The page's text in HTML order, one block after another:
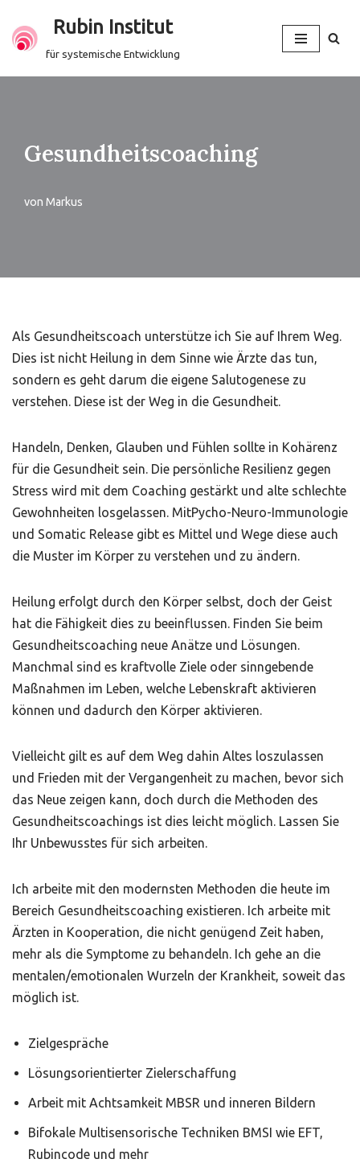
Zum
Rubin Institut
für systemische Entwicklung
Gesundheitscoaching
von Markus
Als Gesundheitscoach unterstütze ich Sie auf Ihrem Weg.
Dies ist nicht Heilung in dem Sinne wie Ärzte das tun,
sondern es geht darum die eigene Salutogenese zu
verstehen. Diese ist der Weg in die Gesundheit.
Handeln, Denken, Glauben und Fühlen sollte in Kohärenz
für die Gesundheit sein. Die persönliche Resilienz gegen
Stress wird mit dem Coaching gestärkt und alte schlechte
Gewohnheiten losgelassen. MitPycho-Neuro-Immunologie
und Somatic Release gibt es Mittel und Wege diese auch
die Muster im Körper zu verstehen und zu ändern.
Heilung erfolgt durch den Körper selbst, doch der Geist
hat die Fähigkeit dies zu beeinflussen. Finden Sie beim
Gesundheitscoaching neue Anätze und Lösungen.
Manchmal sind es kraftvolle Ziele oder sinngebende
Maßnahmen im Leben, welche Lebenskraft aktivieren
können und dadurch den Körper aktivieren.
Vielleicht gilt es auf dem Weg dahin Altes loszulassen
und Frieden mit der Vergangenheit zu machen, bevor sich
das Neue zeigen kann, doch durch die Methoden des
Gesundheitscoachings ist dies leicht möglich. Lassen Sie
Ihr Unbewusstes für sich arbeiten.
Ich arbeite mit den modernsten Methoden die heute im
Bereich Gesundheitscoaching existieren. Ich arbeite mit
Ärzten in Kooperation, die nicht genügend Zeit haben,
mehr als die Symptome zu behandeln. Ich gehe an die
mentalen/emotionalen Wurzeln der Krankheit, soweit das
möglich ist.
Zielgespräche
Lösungsorientierter Zielerschaffung
Arbeit mit Achtsamkeit MBSR und inneren Bildern
Bifokale Multisensorische Techniken BMSI wie EFT,
Rubincode und mehr